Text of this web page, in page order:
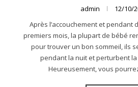
admin
12/10/
Après l’accouchement et pendant
premiers mois, la plupart de bébé
pour trouver un bon sommeil, ils
pendant la nuit et perturbent
Heureusement, vous